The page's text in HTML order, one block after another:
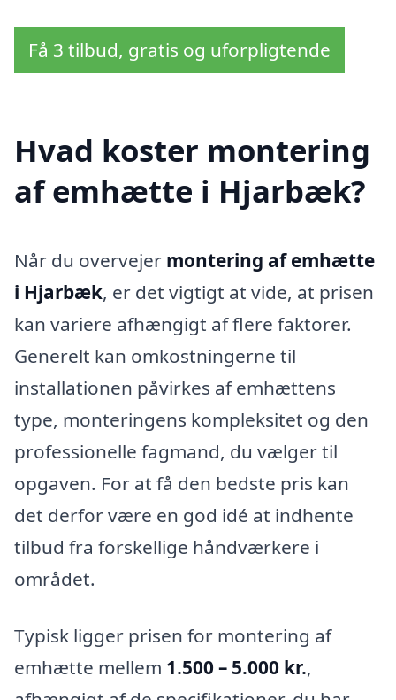
Få 3 tilbud, gratis og uforpligtende
Hvad koster montering
af emhætte i Hjarbæk?
Når du overvejer montering af emhætte
i Hjarbæk, er det vigtigt at vide, at prisen
kan variere afhængigt af flere faktorer.
Generelt kan omkostningerne til
installationen påvirkes af emhættens
type, monteringens kompleksitet og den
professionelle fagmand, du vælger til
opgaven. For at få den bedste pris kan
det derfor være en god idé at indhente
tilbud fra forskellige håndværkere i
området.
Typisk ligger prisen for montering af
emhætte mellem 1.500 – 5.000 kr.,